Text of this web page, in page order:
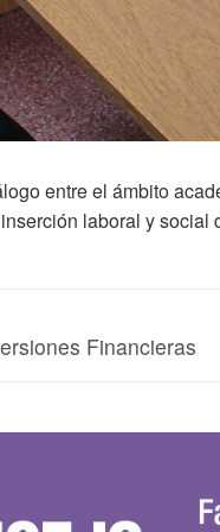
entre el ámbito
laboral y social
Financieras